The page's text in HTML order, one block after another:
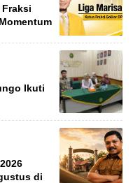
Ikuti
di